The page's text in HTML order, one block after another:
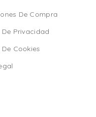
De Compra
Privacidad
Cookies